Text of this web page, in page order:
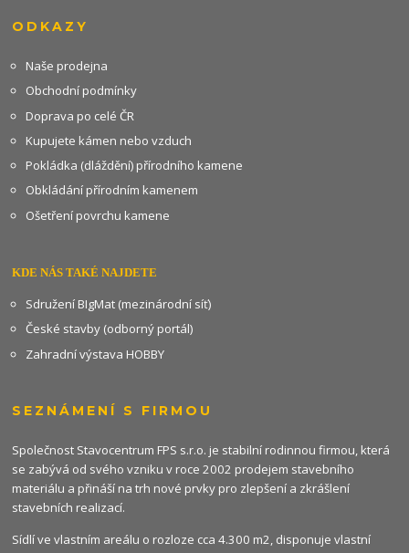
ODKAZY
Naše prodejna
Obchodní podmínky
Doprava po celé ČR
Kupujete kámen nebo vzduch
Pokládka (dláždění) přírodního kamene
Obkládání přírodním kamenem
Ošetření povrchu kamene
KDE NÁS TAKÉ NAJDETE
Sdružení BIgMat (mezinárodní síť)
České stavby (odborný portál)
Zahradní výstava HOBBY
SEZNÁMENÍ S FIRMOU
Společnost Stavocentrum FPS s.r.o. je stabilní rodinnou firmou, která
se zabývá od svého vzniku v roce 2002 prodejem stavebního
materiálu a přináší na trh nové prvky pro zlepšení a zkrášlení
stavebních realizací.
Sídlí ve vlastním areálu o rozloze cca 4.300 m2, disponuje vlastní